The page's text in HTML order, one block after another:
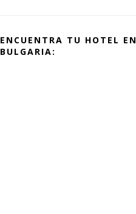
ENCUENTRA TU HOTEL EN
BULGARIA: